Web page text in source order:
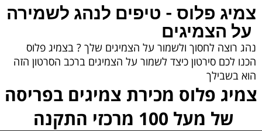
צמיג פלוס - טיפים לנהג לשמירה
על הצמיגים
נהג רוצה לחסוך ולשמור על הצמיגים שלך ? בצמיג פלוס
הכנו לכם סירטון כיצד לשמור על הצמיגים ברכב הסרטון הזה
הוא בשבילך
צמיג פלוס מכירת צמיגים בפריסה
של מעל 100 מרכזי התקנה